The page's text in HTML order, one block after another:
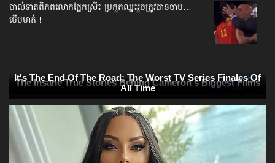
បាល់ទាត់​ពិភពលោក​ផ្នែកស្រី៖ ប្រកួតឈ្នះរួច​ត្រូវបានចាប់…
ថើបមាត់ !